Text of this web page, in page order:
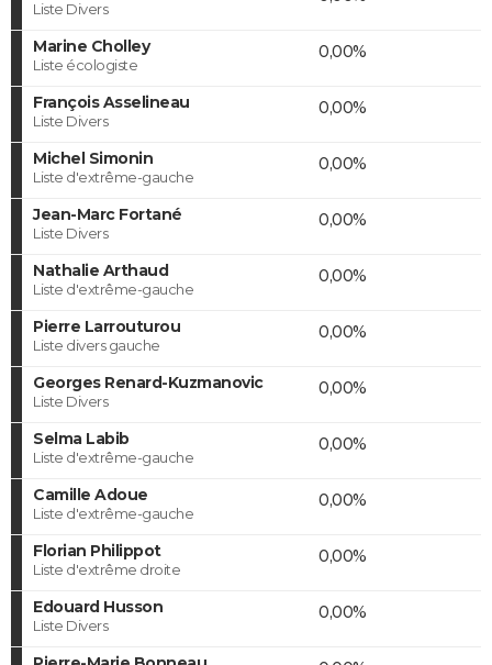
Liste Divers
Marine Cholley
Liste écologiste
0,00%
François Asselineau
Liste Divers
0,00%
Michel Simonin
Liste d'extrême-gauche
0,00%
Jean-Marc Fortané
Liste Divers
0,00%
Nathalie Arthaud
Liste d'extrême-gauche
0,00%
Pierre Larrouturou
Liste divers gauche
0,00%
Georges Renard-Kuzmanovic
Liste Divers
0,00%
Selma Labib
Liste d'extrême-gauche
0,00%
Camille Adoue
Liste d'extrême-gauche
0,00%
Florian Philippot
Liste d'extrême droite
0,00%
Edouard Husson
Liste Divers
0,00%